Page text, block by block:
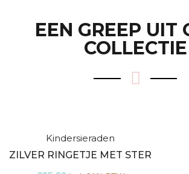
EEN GREEP UIT
COLLECTIE
ZILVER RINGETJE MET STER
Kindersieraden